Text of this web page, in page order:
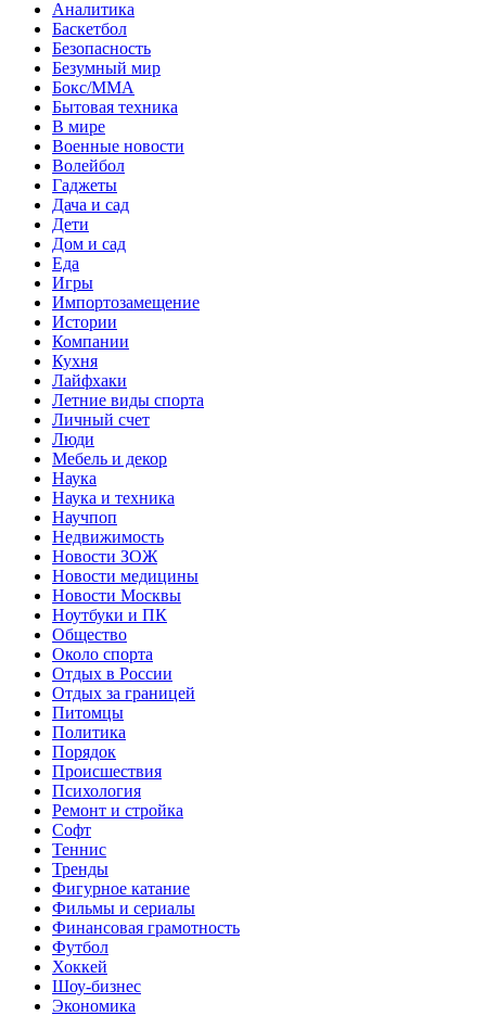
Аналитика
Баскетбол
Безопасность
Безумный мир
Бокс/MMA
Бытовая техника
В мире
Военные новости
Волейбол
Гаджеты
Дача и сад
Дети
Дом и сад
Еда
Игры
Импортозамещение
Истории
Компании
Кухня
Лайфхаки
Летние виды спорта
Личный счет
Люди
Мебель и декор
Наука
Наука и техника
Научпоп
Недвижимость
Новости ЗОЖ
Новости медицины
Новости Москвы
Ноутбуки и ПК
Общество
Около спорта
Отдых в России
Отдых за границей
Питомцы
Политика
Порядок
Происшествия
Психология
Ремонт и стройка
Софт
Теннис
Тренды
Фигурное катание
Фильмы и сериалы
Финансовая грамотность
Футбол
Хоккей
Шоу-бизнес
Экономика